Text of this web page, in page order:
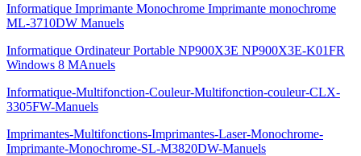
Informatique Imprimante Monochrome Imprimante monochrome
ML-3710DW Manuels
Informatique Ordinateur Portable NP900X3E NP900X3E-K01FR
Windows 8 MAnuels
Informatique-Multifonction-Couleur-Multifonction-couleur-CLX-
3305FW-Manuels
Imprimantes-Multifonctions-Imprimantes-Laser-Monochrome-
Imprimante-Monochrome-SL-M3820DW-Manuels